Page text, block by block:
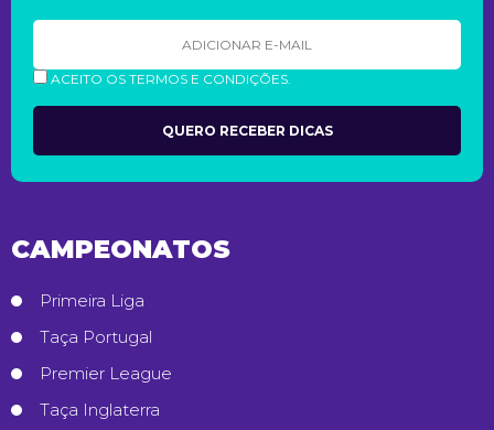
ACEITO OS TERMOS E CONDIÇÕES.
CAMPEONATOS
Primeira Liga
Taça Portugal
Premier League
Taça Inglaterra